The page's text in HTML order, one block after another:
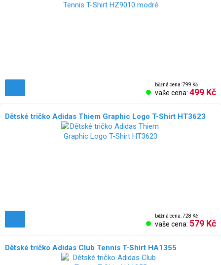
běžná cena: 799 Kč
vaše cena: 499 Kč
Dětské tričko Adidas Thiem Graphic Logo T-Shirt HT3623
běžná cena: 728 Kč
vaše cena: 579 Kč
Dětské tričko Adidas Club Tennis T-Shirt HA1355